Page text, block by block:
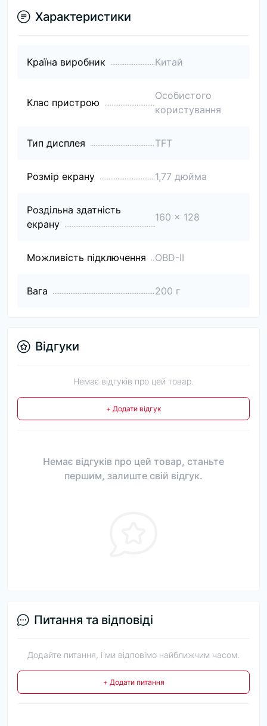
Характеристики
Країна виробник Китай
Клас пристрою
Особистого
користування
Тип дисплея TFT
Розмір екрану 1,77 дюйма
Роздільна здатність
екрану
160 x 128
Можливість підключення OBD-II
Вага 200 г
Відгуки
Немає відгуків про цей товар.
+ Додати відгук
Немає відгуків про цей товар, станьте
першим, залиште свій відгук.
Питання та відповіді
Додайте питання, і ми відповімо найближчим часом.
+ Додати питання